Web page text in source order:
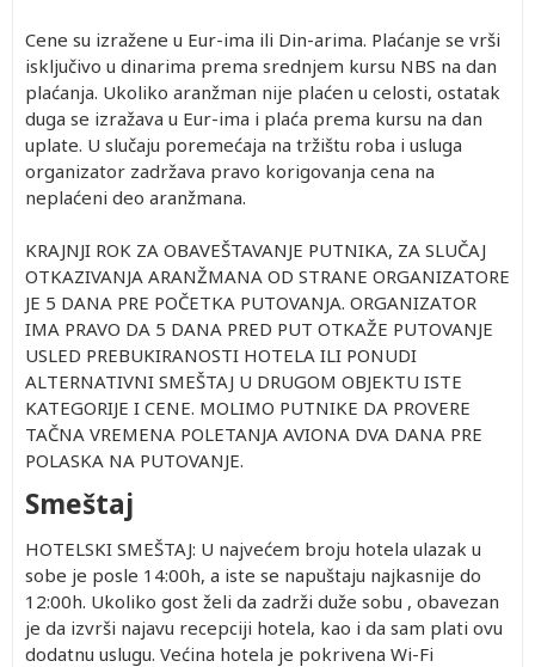
Cene su izražene u Eur-ima ili Din-arima. Plaćanje se vrši
isključivo u dinarima prema srednjem kursu NBS na dan
plaćanja. Ukoliko aranžman nije plaćen u celosti, ostatak
duga se izražava u Eur-ima i plaća prema kursu na dan
uplate. U slučaju poremećaja na tržištu roba i usluga
organizator zadržava pravo korigovanja cena na
neplaćeni deo aranžmana.
KRAJNJI ROK ZA OBAVEŠTAVANJE PUTNIKA, ZA SLUČAJ
OTKAZIVANJA ARANŽMANA OD STRANE ORGANIZATORE
JE 5 DANA PRE POČETKA PUTOVANJA. ORGANIZATOR
IMA PRAVO DA 5 DANA PRED PUT OTKAŽE PUTOVANJE
USLED PREBUKIRANOSTI HOTELA ILI PONUDI
ALTERNATIVNI SMEŠTAJ U DRUGOM OBJEKTU ISTE
KATEGORIJE I CENE. MOLIMO PUTNIKE DA PROVERE
TAČNA VREMENA POLETANJA AVIONA DVA DANA PRE
POLASKA NA PUTOVANJE.
Smeštaj
HOTELSKI SMEŠTAJ: U najvećem broju hotela ulazak u
sobe je posle 14:00h, a iste se napuštaju najkasnije do
12:00h. Ukoliko gost želi da zadrži duže sobu , obavezan
je da izvrši najavu recepciji hotela, kao i da sam plati ovu
dodatnu uslugu. Većina hotela je pokrivena Wi-Fi